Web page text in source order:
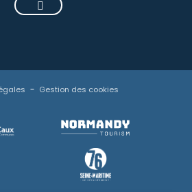
Gestion des cookies